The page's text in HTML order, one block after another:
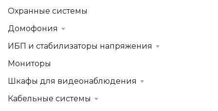
Охранные системы
Домофония
ИБП и стабилизаторы напряжения
Мониторы
Шкафы для видеонаблюдения
Кабельные системы